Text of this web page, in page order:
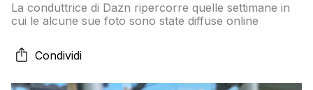
La conduttrice di Dazn ripercorre quelle settimane in
cui le alcune sue foto sono state diffuse online
Condividi